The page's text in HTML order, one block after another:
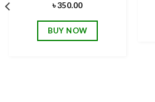
৳350.00
BUY NOW